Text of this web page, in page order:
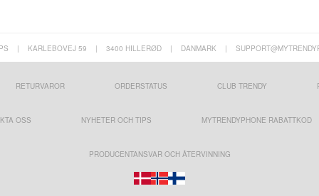
| KARLEBOVEJ 59 | 3400 HILLERØD | DANMARK |
RETURVAROR ORDERSTATUS CLUB TRENDY
OSS NYHETER OCH TIPS MYTRENDYPHONE RABATTKOD
PRODUCENTANSVAR OCH ÅTERVINNING